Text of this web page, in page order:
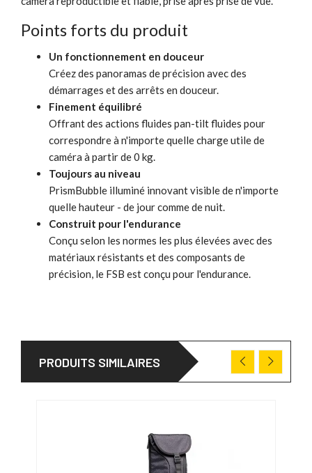
Points forts du produit
Un fonctionnement en douceur
Créez des panoramas de précision avec des
démarrages et des arrêts en douceur.
Finement équilibré
Offrant des actions fluides pan-tilt fluides pour
correspondre à n'importe quelle charge utile de
caméra à partir de 0 kg.
Toujours au niveau
PrismBubble illuminé innovant visible de n'importe
quelle hauteur - de jour comme de nuit.
Construit pour l'endurance
Conçu selon les normes les plus élevées avec des
matériaux résistants et des composants de
précision, le FSB est conçu pour l'endurance.
PRODUITS SIMILAIRES